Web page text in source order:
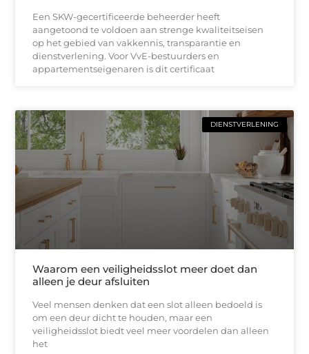
Een SKW-gecertificeerde beheerder heeft
aangetoond te voldoen aan strenge kwaliteitseisen
op het gebied van vakkennis, transparantie en
dienstverlening. Voor VvE-bestuurders en
appartementseigenaren is dit certificaat
DIENSTVERLENING
Waarom een veiligheidsslot meer doet dan
alleen je deur afsluiten
Veel mensen denken dat een slot alleen bedoeld is
om een deur dicht te houden, maar een
veiligheidsslot biedt veel meer voordelen dan alleen
het